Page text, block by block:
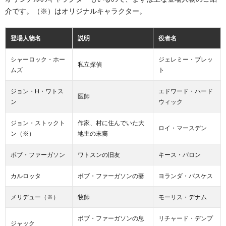
介です。（※）はオリジナルキャラクター。
登場人物名 説明 役者名
シャーロック・ホー
ムズ
私立探偵
ジェレミー・ブレッ
ト
ジョン・H・ワトス
ン
医師
エドワード・ハード
ウィック
ジョン・ストックト
ン（※）
作家、村に住んでいた大
地主の末裔
ロイ・マースデン
ボブ・ファーガソン ワトスンの旧友 キース・バロン
カルロッタ ボブ・ファーガソンの妻 ヨランダ・バスケス
メリデュー（※） 牧師 モーリス・デナム
ジャック
ボブ・ファーガソンの息
リチャード・デンプ